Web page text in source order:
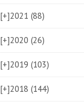
[+]2021 (88)
[+]2020 (26)
[+]2019 (103)
[+]2018 (144)